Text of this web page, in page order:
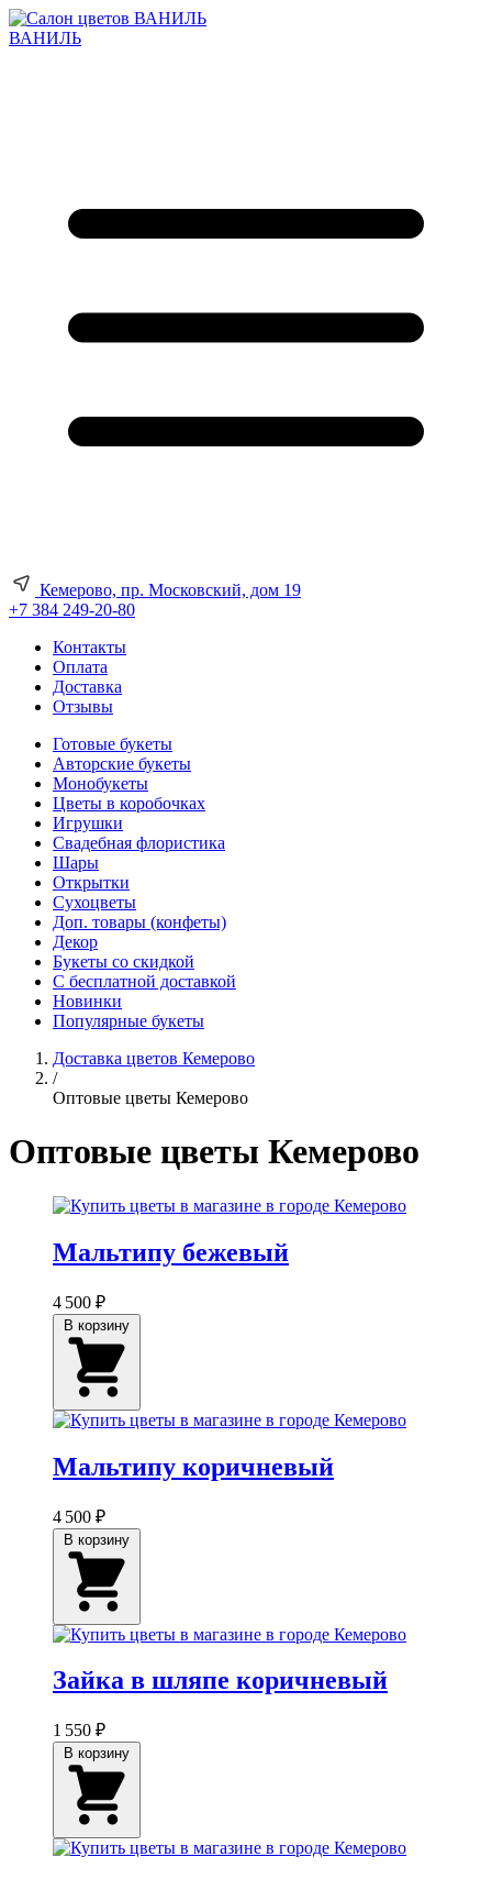
ВАНИЛЬ
Кемерово, пр. Московский, дом 19
+7 384 249-20-80
Контакты
Оплата
Доставка
Отзывы
Готовые букеты
Авторские букеты
Монобукеты
Цветы в коробочках
Игрушки
Свадебная флористика
Шары
Открытки
Сухоцветы
Доп. товары (конфеты)
Декор
Букеты со скидкой
С бесплатной доставкой
Новинки
Популярные букеты
Доставка цветов Кемерово
/
Оптовые цветы Кемерово
Оптовые цветы Кемерово
Мальтипу бежевый
4 500 ₽
Мальтипу коричневый
4 500 ₽
Зайка в шляпе коричневый
1 550 ₽